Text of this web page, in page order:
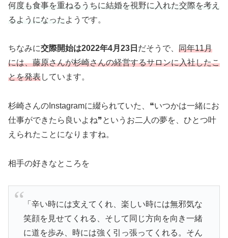
何度も食事を重ねるうちに結婚を視野に入れた交際を考え
るようになった ようです。
ちなみに交際開始は2022年4月23日 だそうで、 同年11月
には、藤原さんが杉崎さんの経営するサロンに入社したこ
とを発表しています。
杉崎さんのInstagramに綴られていた、❝いつかは一緒にお
仕事ができたら良いよね❞というお二人の夢を、ひとつ叶
えられたことになりますね。
相手の好きなところを
「辛い時には支えてくれ、楽しい時には無邪気な
笑顔を見せてくれる、そして同じ方向を向き一緒
に道を歩み、時には強く引っ張ってくれる。そん